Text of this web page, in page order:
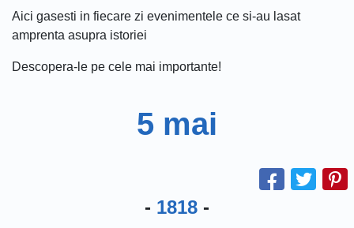
Aici gasesti in fiecare zi evenimentele ce si-au lasat
amprenta asupra istoriei
Descopera-le pe cele mai importante!
5 mai
- 1818 -